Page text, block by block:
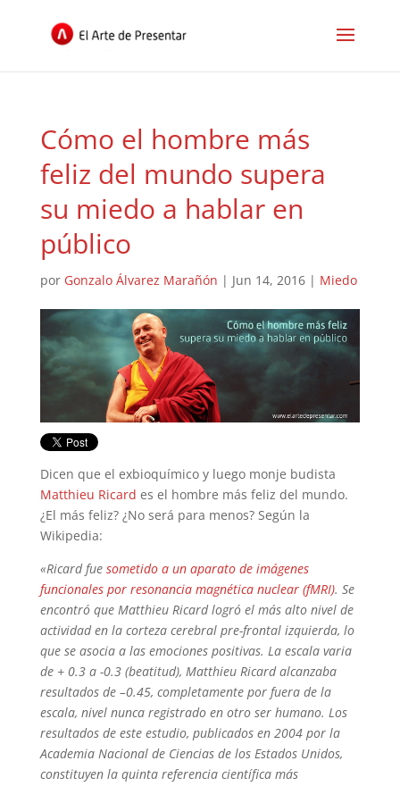
Cómo el hombre más
feliz del mundo supera
su miedo a hablar en
público
por Gonzalo Álvarez Marañón | Jun 14, 2016| Miedo
Dicen que el exbioquímico y luego monje budista
Matthieu Ricard es el hombre más feliz del mundo.
¿El más feliz? ¿No será para menos? Según la
Wikipedia:
«Ricard fue sometido a un aparato de imágenes
funcionales por resonancia magnética nuclear (fMRI). Se
encontró que Matthieu Ricard logró el más alto nivel de
actividad en la corteza cerebral pre-frontal izquierda, lo
que se asocia a las emociones positivas. La escala varia
de + 0.3 a -0.3 (beatitud), Matthieu Ricard alcanzaba
resultados de –0.45, completamente por fuera de la
escala, nivel nunca registrado en otro ser humano. Los
resultados de este estudio, publicados en 2004 por la
Academia Nacional de Ciencias de los Estados Unidos,
constituyen la quinta referencia científica más